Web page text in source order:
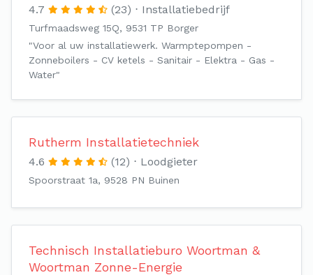
4.7 (23) Installatiebedrijf
Turfmaadsweg 15Q, 9531 TP Borger
"Voor al uw installatiewerk. Warmptepompen -
Zonneboilers - CV ketels - Sanitair - Elektra - Gas -
Water"
Rutherm Installatietechniek
4.6 (12) Loodgieter
Spoorstraat 1a, 9528 PN Buinen
Technisch Installatieburo Woortman &
Woortman Zonne-Energie